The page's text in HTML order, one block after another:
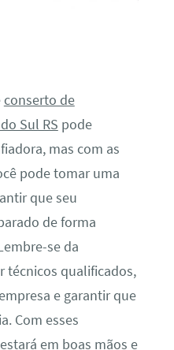
conserto de
Sul RS pode
mas com as
pode tomar uma
que seu
de forma
se da
técnicos qualificados,
e garantir que
Com esses
em boas mãos e